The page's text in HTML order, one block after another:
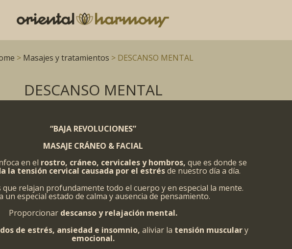
> Masajes y tratamientos > DESCANSO MENTAL
DESCANSO MENTAL
“BAJA REVOLUCIONES”
MASAJE CRÁNEO & FACIAL
en el rostro, cráneo, cervicales y hombros, que es donde se
la tensión cervical causada por el estrésde nuestro día a día.
relajan profundamente todo el cuerpo y en especial la mente.
un especial estado de calma y ausencia de pensamiento.
Proporcionar descanso y relajación mental.
de estrés, ansiedad e insomnio, aliviar la tensión musculary
emocional.